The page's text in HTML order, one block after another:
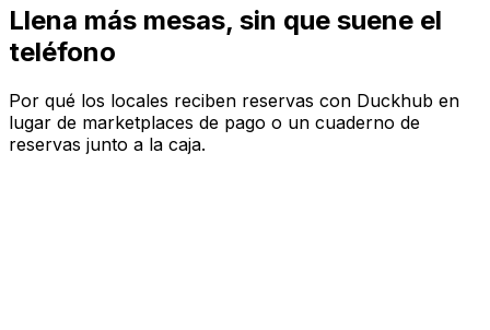
Llena más mesas, sin que suene el
teléfono
Por qué los locales reciben reservas con Duckhub en
lugar de marketplaces de pago o un cuaderno de
reservas junto a la caja.